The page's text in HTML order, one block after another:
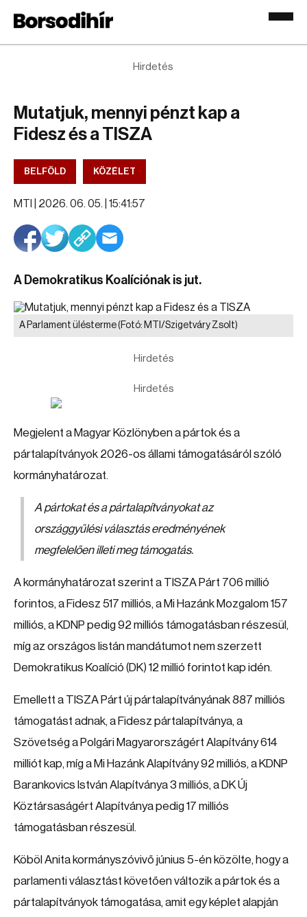
Hirdetés
Mutatjuk, mennyi pénzt kap a
Fidesz és a TISZA
BELFÖLD KÖZÉLET
MTI | 2026. 06. 05. | 15:41:57
A Demokratikus Koalíciónak is jut.
A Parlament ülésterme(Fotó: MTI/Szigetváry Zsolt)
Hirdetés
Hirdetés
Megjelent a Magyar Közlönyben a pártok és a
pártalapítványok 2026-os állami támogatásáról szóló
kormányhatározat.
A pártokat és a pártalapítványokat az
országgyűlési választás eredményének
megfelelően illeti meg támogatás.
A kormányhatározat szerint a TISZA Párt 706 millió
forintos, a Fidesz 517 milliós, a Mi Hazánk Mozgalom 157
milliós, a KDNP pedig 92 milliós támogatásban részesül,
míg az országos listán mandátumot nem szerzett
Demokratikus Koalíció (DK) 12 millió forintot kap idén.
Emellett a TISZA Párt új pártalapítványának 887 milliós
támogatást adnak, a Fidesz pártalapítványa, a
Szövetség a Polgári Magyarországért Alapítvány 614
milliót kap, míg a Mi Hazánk Alapítvány 92 milliós, a KDNP
Barankovics István Alapítványa 3 milliós, a DK Új
Köztársaságért Alapítványa pedig 17 milliós
támogatásban részesül.
Köböl Anita kormányszóvivő június 5-én közölte, hogy a
parlamenti választást követően változik a pártok és a
pártalapítványok támogatása, amit egy képlet alapján